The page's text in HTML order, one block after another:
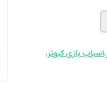
،اسباب بازی کبوتر ،